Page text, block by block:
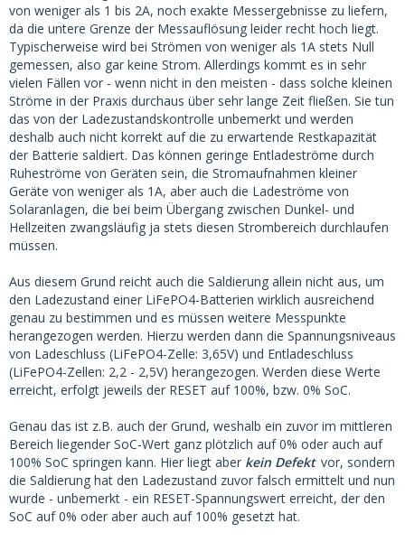
von weniger als 1 bis 2A, noch exakte Messergebnisse zu liefern,
da die untere Grenze der Messauflösung leider recht hoch liegt.
Typischerweise wird bei Strömen von weniger als 1A stets Null
gemessen, also gar keine Strom. Allerdings kommt es in sehr
vielen Fällen vor - wenn nicht in den meisten - dass solche kleinen
Ströme in der Praxis durchaus über sehr lange Zeit fließen. Sie tun
das von der Ladezustandskontrolle unbemerkt und werden
deshalb auch nicht korrekt auf die zu erwartende Restkapazität
der Batterie saldiert. Das können geringe Entladeströme durch
Ruheströme von Geräten sein, die Stromaufnahmen kleiner
Geräte von weniger als 1A, aber auch die Ladeströme von
Solaranlagen, die bei beim Übergang zwischen Dunkel- und
Hellzeiten zwangsläufig ja stets diesen Strombereich durchlaufen
müssen.
Aus diesem Grund reicht auch die Saldierung allein nicht aus, um
den Ladezustand einer LiFePO4-Batterien wirklich ausreichend
genau zu bestimmen und es müssen weitere Messpunkte
herangezogen werden. Hierzu werden dann die Spannungsniveaus
von Ladeschluss (LiFePO4-Zelle: 3,65V) und Entladeschluss
(LiFePO4-Zellen: 2,2 - 2,5V) herangezogen. Werden diese Werte
erreicht, erfolgt jeweils der RESET auf 100%, bzw. 0% SoC.
Genau das ist z.B. auch der Grund, weshalb ein zuvor im mittleren
Bereich liegender SoC-Wert ganz plötzlich auf 0% oder auch auf
100% SoC springen kann. Hier liegt aber kein Defekt vor, sondern
die Saldierung hat den Ladezustand zuvor falsch ermittelt und nun
wurde - unbemerkt - ein RESET-Spannungswert erreicht, der den
SoC auf 0% oder aber auch auf 100% gesetzt hat.